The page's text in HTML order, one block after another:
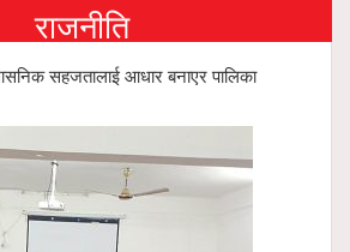
राजनीति
सहजतालाई आधार बनाएर पालिका